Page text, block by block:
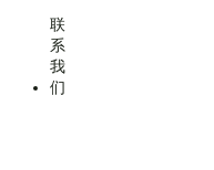
联
系
我
们